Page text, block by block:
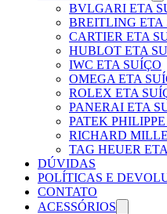
BVLGARI ETA
BREITLING ETA
CARTIER ETA
HUBLOT ETA
IWC ETA SUÍÇO
OMEGA ETA
ROLEX ETA
PANERAI ETA
PATEK
RICHARD
TAG HEUER
DÚVIDAS
POLÍTICAS E
CONTATO
ACESSÓRIOS